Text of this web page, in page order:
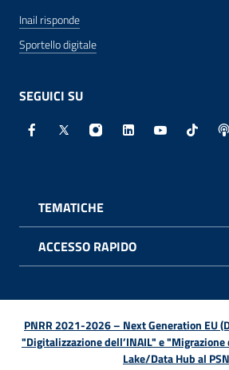
Inail risponde
Sportello digitale
SEGUICI SU
Facebook - Sito esterno -
X - Sito esterno - Apertura
Instagram - Sito
Linkedin - Sito
Youtube -
TEMATICHE
ACCESSO RAPIDO
PNRR 2021-2026 – Next Generation EU
"Digitalizzazione dell’INAIL" e
Lake/Data Hub al